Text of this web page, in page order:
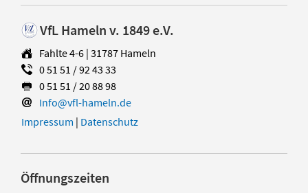
VfL Hameln v. 1849 e.V.
Fahlte 4-6 | 31787 Hameln
0 51 51 / 92 43 33
0 51 51 / 20 88 98
Info@vfl-hameln.de
Impressum | Datenschutz
Öffnungszeiten